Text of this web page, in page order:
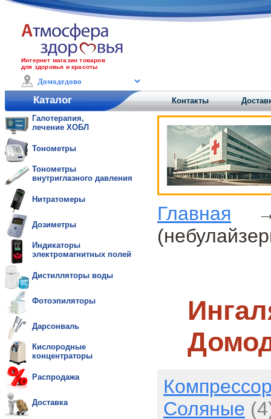
Интернет магазин товаров
для здоровья и красоты
Каталог Контакты
Галотерапия,
лечение ХОБЛ
Тонометры
Тонометры
внутриглазного давления
Нитратомеры
Дозиметры
Индикаторы
электромагнитных полей
Дистилляторы воды
Фотоэпиляторы
Дарсонваль
Кислородные
концентраторы
Распродажа
Доставка
Главная
Соляные